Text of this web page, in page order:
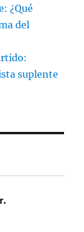
¿Qué
del
suplente